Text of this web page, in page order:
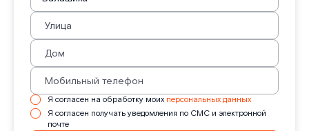
Я согласен на обработку моих персональных данных
Я согласен получать уведомления по СМС и электронной
почте